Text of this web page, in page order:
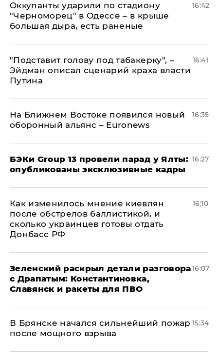
Оккупанты ударили по стадиону
"Черноморец" в Одессе – в крыше
большая дыра, есть раненые
16:42
​"Подставит голову под табакерку", –
Эйдман описал сценарий краха власти
Путина
16:41
На Ближнем Востоке появился новый
оборонный альянс – Euronews
16:35
​БЭКи Group 13 провели парад у Ялты:
опубликованы эксклюзивные кадры
16:27
Как изменилось мнение киевлян
после обстрелов баллистикой, и
сколько украинцев готовы отдать
Донбасс РФ
16:10
​Зеленский раскрыл детали разговора
с Драпатым: Константиновка,
Славянск и ракеты для ПВО
16:07
В Брянске начался сильнейший пожар
после мощного взрыва
15:34